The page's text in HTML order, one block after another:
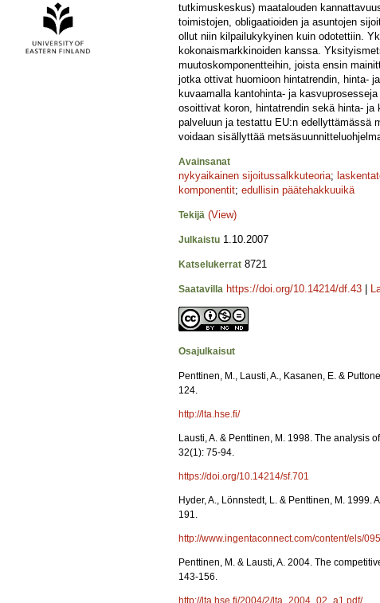
tutkimuskeskus) maatalouden
toimistojen, obligaatioiden ja asuntojen
ollut niin kilpailukykyinen kuin odotettiin.
kokonaismarkkinoiden kanssa.
muutoskomponentteihin, joista ensin
jotka ottivat huomioon hintatrendin, hinta-
kuvaamalla kantohinta- ja
osoittivat koron, hintatrendin sekä hinta-
palveluun ja testattu EU:n edellyttämässä
voidaan sisällyttää
Avainsanat
nykyaikainen sijoitussalkkuteoria;
komponentit; edullisin päätehakkuuikä
Tekijä (View)
Julkaistu 1.10.2007
Katselukerrat 8721
Saatavilla https://doi.org/10.14214/df.43
Osajulkaisut
Penttinen, M., Lausti, A., Kasanen, E. &
124.
http://lta.hse.fi/
Lausti, A. & Penttinen, M. 1998. The analysis
32(1): 75-94.
https://doi.org/10.14214/sf.701
Hyder, A., Lönnstedt, L. & Penttinen, M.
191.
http://www.ingentaconnect.com/content/els/
Penttinen, M. & Lausti, A. 2004. The
143-156.
http://lta.hse.fi/2004/2/lta_2004_02_a1.pdf/